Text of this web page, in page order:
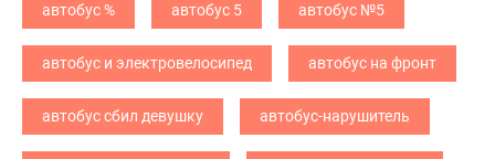
автобус % автобус 5 автобус №5
автобус и электровелосипед автобус на фронт
автобус сбил девушку автобус-нарушитель